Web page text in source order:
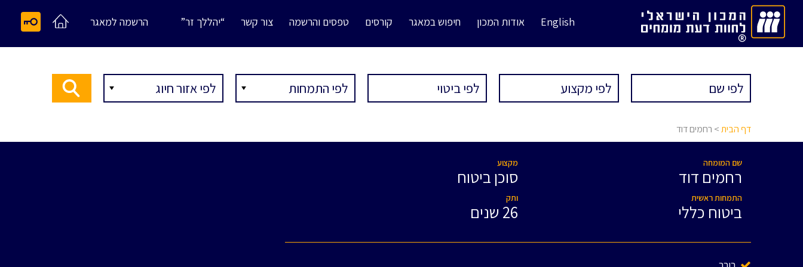
English אודות המכון חיפוש במאגר קורסים טפסים והרשמה צור קשר “יהללך זר” הרשמה למאגר
דף הבית> רחמים דוד
שם המומחה
רחמים דוד
התמחות ראשית
ביטוח כללי
מקצוע
סוכן ביטוח
ותק
26 שנים